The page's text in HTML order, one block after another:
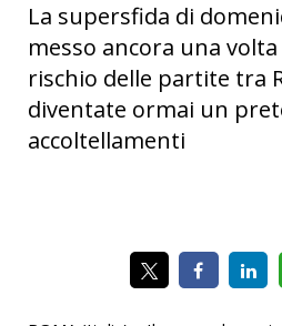
La supersfida di
messo ancora una
rischio delle partite tra
diventate ormai un
accoltellamenti